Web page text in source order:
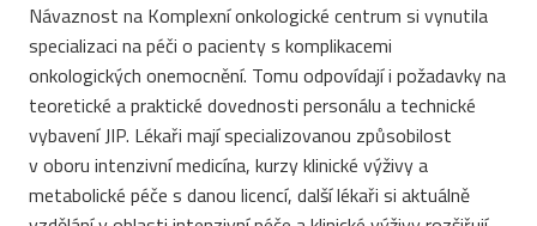
Návaznost na Komplexní onkologické centrum si vynutila
specializaci na péči o pacienty s komplikacemi
onkologických onemocnění. Tomu odpovídají i požadavky na
teoretické a praktické dovednosti personálu a technické
vybavení JIP. Lékaři mají specializovanou způsobilost
v oboru intenzivní medicína, kurzy klinické výživy a
metabolické péče s danou licencí, další lékaři si aktuálně